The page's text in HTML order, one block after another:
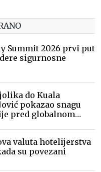
Summit 2026 prvi put
sigurnosne
do Kuala
pokazao snagu
pred globalnom
valuta hotelijerstva
su povezani